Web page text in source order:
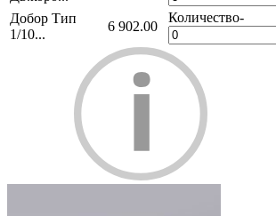
Добор Тип
1/10...
6 902.00
Количество-